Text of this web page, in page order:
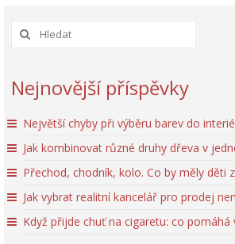
Nejnovější příspěvky
Největší chyby při výběru barev do
Jak kombinovat různé druhy dřeva v
Přechod, chodník, kolo. Co by měly děti
Jak vybrat realitní kancelář pro prodej
Když přijde chuť na cigaretu: co pomáhá